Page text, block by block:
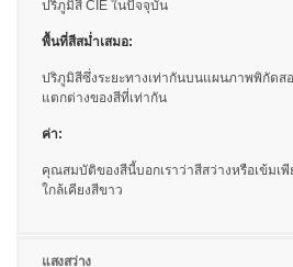
ดาวน์โหลด
คู่มือ
(ENG)
หนังสือ
ศึกษา
ปริภูมิสี CIE ในปัจจุบัน
พื้นที่สีสม่ำเสมอ:
ปริภูมิสีซึ่งระยะทางเท่ากันบนแผนภาพพิกัดส
แตกต่างของสีที่เท่ากัน
ค่า:
คุณสมบัติของสีนี้บอกเราว่าสีสว่างหรือเข้มเ
ใกล้เคียงสีขาว
แสงสว่าง